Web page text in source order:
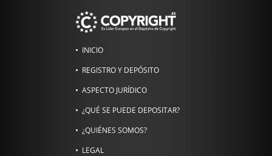
INICIO
REGISTRO Y DEPÓSITO
ASPECTO JURÍDICO
¿QUÉ SE PUEDE DEPOSITAR?
¿QUIÉNES SOMOS?
LEGAL